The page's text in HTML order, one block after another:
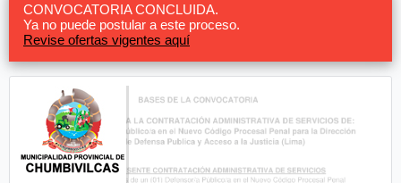
CONVOCATORIA CONCLUIDA.
Ya no puede postular a este proceso.
Revise ofertas vigentes aquí